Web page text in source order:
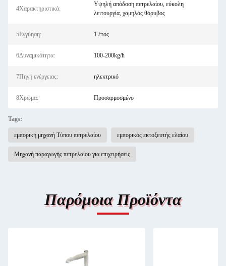
4Χαρακτηριστικά:
Υψηλή απόδοση πετρελαίου, εύκολη
λειτουργία, χαμηλός θόρυβος
5Εγγύηση: 1 έτος
6Δυναμικότητα: 100-200kg/h
7Πηγή ενέργειας: ηλεκτρικό
8Χρώμα: Προσαρμοσμένο
Tags:
εμπορική μηχανή Τύπου πετρελαίου εμπορικός εκτοξευτής ελαίου
Μηχανή παραγωγής πετρελαίου για επιχειρήσεις
Παρόμοια Προϊόντα